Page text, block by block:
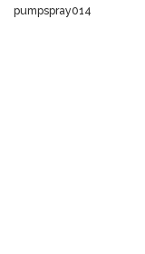
pumpspray014